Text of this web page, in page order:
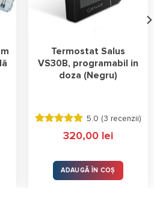
Termostat Salus
VS30B, programabil in
doza (Negru)
Evaluat la
stele
5.0 (3 recenzii)
320,00 lei
ADAUGĂ ÎN COȘ